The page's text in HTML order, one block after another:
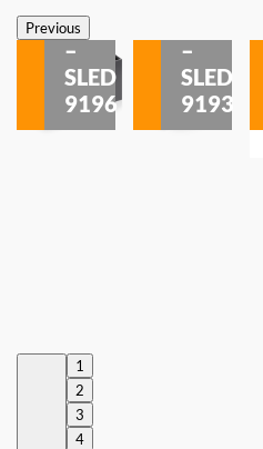
PreviousSobrepor
–
SLED
9196
–
SLED
9193
1
2
3
4